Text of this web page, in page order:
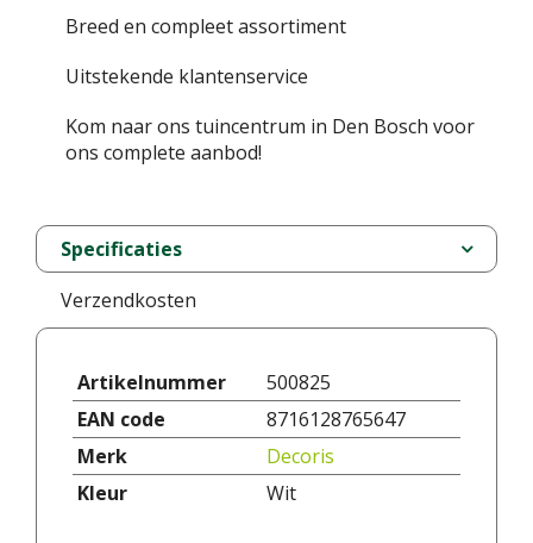
Breed en compleet assortiment
Uitstekende klantenservice
Kom naar ons tuincentrum in Den Bosch voor
ons complete aanbod!
Specificaties
Verzendkosten
Artikelnummer
500825
EAN code
8716128765647
Merk
Decoris
Kleur
Wit